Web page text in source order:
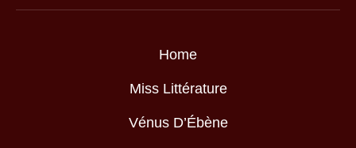
Home
Miss Littérature
Vénus D’Ébène